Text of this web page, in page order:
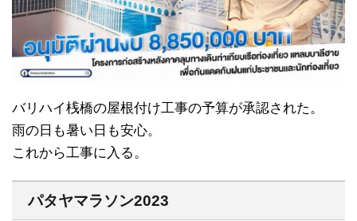
バリハイ桟橋の屋根付け工事の予算が承認された。
雨の日も暑い日も安心。
これから工事に入る。
パタヤマラソン2023